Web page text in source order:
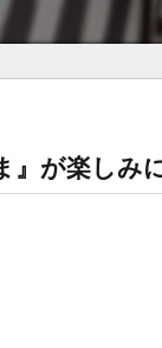
』が楽しみ